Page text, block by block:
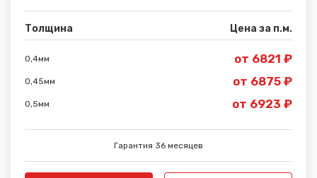
Толщина Цена за п.м.
0,4мм от 6821 ₽
0,45мм от 6875 ₽
0,5мм от 6923 ₽
Гарантия 36 месяцев
Сообщение успешно
Спасибо за обращение, наш специалист свяжется с
Вами.